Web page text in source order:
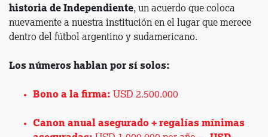
historia de Independiente, un acuerdo que coloca
nuevamente a nuestra institución en el lugar que merece
dentro del fútbol argentino y sudamericano.
Los números hablan por sí solos:
Bono a la firma: USD 2.500.000
Canon anual asegurado + regalías mínimas